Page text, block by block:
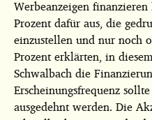
Werbeanzeigen
Prozent dafür aus, die
einzustellen und nur noch
Prozent erklärten, in
Schwalbach die
Erscheinungsfrequenz
ausgedehnt werden. Die